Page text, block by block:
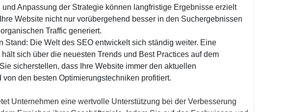
Anpassung der Strategie können langfristige Ergebnisse erzielt
Website nicht nur vorübergehend besser in den Suchergebnissen
Traffic generiert.
Stand: Die Welt des SEO entwickelt sich ständig weiter. Eine
sich über die neuesten Trends und Best Practices auf dem
sicherstellen, dass Ihre Website immer den aktuellen
den besten Optimierungstechniken profitiert.
Unternehmen eine wertvolle Unterstützung bei der Verbesserung